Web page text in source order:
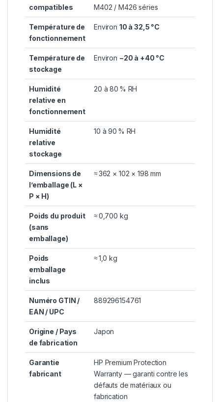
compatibles M402 / M426 séries
Température de
fonctionnement
Environ 10 à 32,5 °C
Température de
stockage
Environ −20 à +40 °C
Humidité
relative en
fonctionnement
20 à 80 % RH
Humidité
relative
stockage
10 à 90 % RH
Dimensions de
l’emballage (L ×
P × H)
≈ 362 × 102 × 198 mm
Poids du produit
(sans
emballage)
≈ 0,700 kg
Poids
emballage
inclus
≈ 1,0 kg
Numéro GTIN /
EAN / UPC
889296154761
Origine / Pays
de fabrication
Japon
Garantie
fabricant
HP Premium Protection
Warranty — garanti contre les
défauts de matériaux ou
fabrication